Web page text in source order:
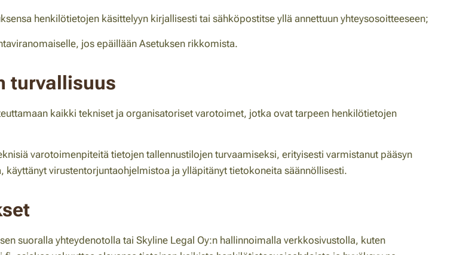
henkilötietojen käsittelyyn kirjallisesti tai sähköpostitse yllä annettuun yhteysosoitteeseen;
jos epäillään Asetuksen rikkomista.
turvallisuus
kaikki tekniset ja organisatoriset varotoimet, jotka ovat tarpeen henkilötietojen
varotoimenpiteitä tietojen tallennustilojen turvaamiseksi, erityisesti varmistanut pääsyn
käyttänyt virustentorjuntaohjelmistoa ja ylläpitänyt tietokoneita säännöllisesti.
suoralla yhteydenotolla tai Skyline Legal Oy:n hallinnoimalla verkkosivustolla, kuten